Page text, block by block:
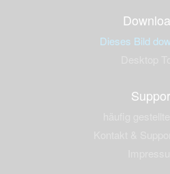
Dieses Bild